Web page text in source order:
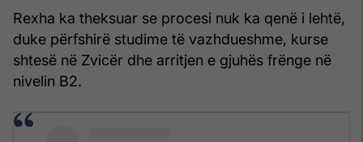
Rexha ka theksuar se procesi nuk ka qenë i lehtë,
duke përfshirë studime të vazhdueshme, kurse
shtesë në Zvicër dhe arritjen e gjuhës frënge në
nivelin B2.